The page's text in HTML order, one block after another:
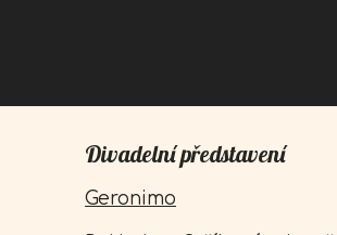
Divadelní představení
Geronimo